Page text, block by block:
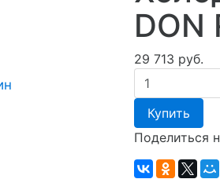
DON
29 713 руб.
Купить
Поделиться